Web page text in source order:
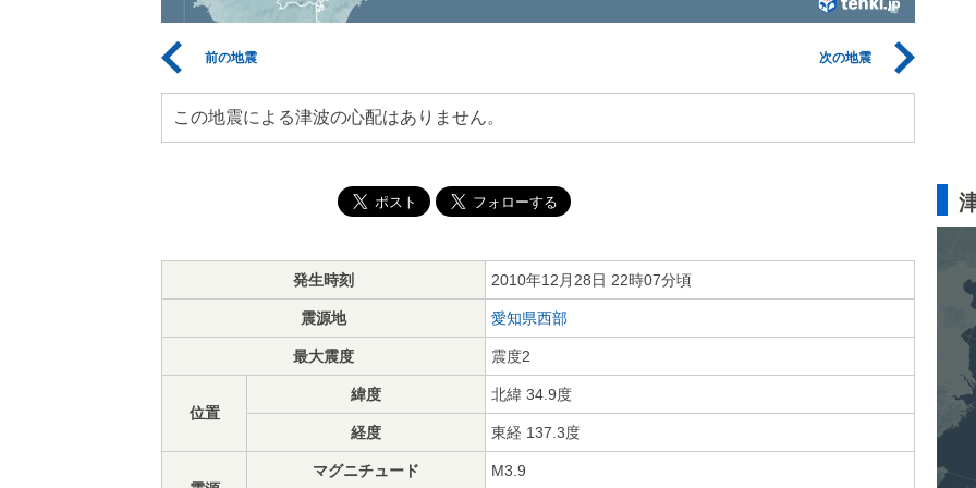
前の地震 次の地震
この地震による津波の心配はありません。
発生時刻 2010年12月28日 22時07分頃
震源地 愛知県西部
最大震度 震度2
位置
緯度 北緯 34.9度
経度 東経 137.3度
マグニチュード M3.9